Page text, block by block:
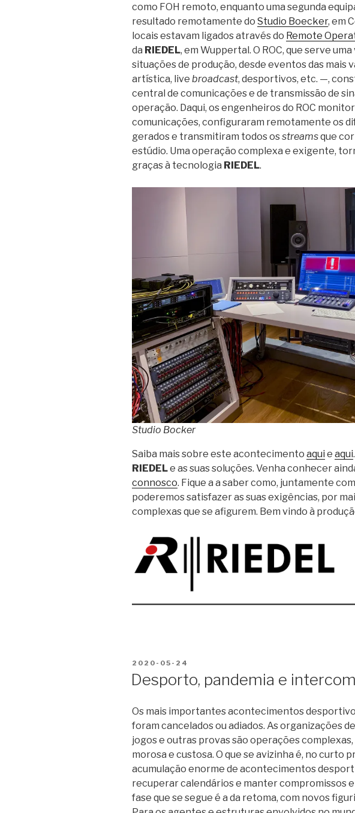
como FOH remoto, enquanto uma segunda
resultado remotamente do Studio Boecker, em
locais estavam ligados através do Remote
da RIEDEL, em Wuppertal. O ROC, que serve
situações de produção, desde eventos das mais
artística, live broadcast, desportivos, etc. —,
central de comunicações e de transmissão de
operação. Daqui, os engenheiros do ROC
comunicações, configuraram remotamente os
gerados e transmitiram todos osstreamsque
estúdio. Uma operação complexa e exigente,
graças à tecnologia RIEDEL.
Studio Bocker
Saiba mais sobre este acontecimento aqui e aqui
RIEDELe as suas soluções. Venha conhecer
connosco. Fique a a saber como, juntamente
poderemos satisfazer as suas exigências, por
complexas que se afigurem. Bem vindo à
PUBLICADO
2020-05-24
Desporto, pandemia e
Os mais importantes acontecimentos
foram cancelados ou adiados. As organizações
jogos e outras provas são operações
morosa e custosa. O que se avizinha é, no curto
acumulação enorme de acontecimentos
recuperar calendários e manter compromissos
fase que se segue é a da retoma, com novos